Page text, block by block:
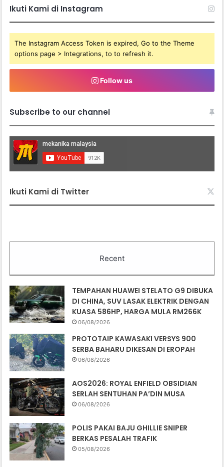
Ikuti Kami di Instagram
The Instagram Access Token is expired, Go to the Theme
options page > Integrations, to to refresh it.
Follow us
Subscribe to our channel
Ikuti Kami di Twitter
Recent
TEMPAHAN HUAWEI STELATO G9 DIBUKA
DI CHINA, SUV LASAK ELEKTRIK DENGAN
KUASA 586HP, HARGA MULA RM266K
06/08/2026
PROTOTAIP KAWASAKI VERSYS 900
SERBA BAHARU DIKESAN DI EROPAH
06/08/2026
AOS2026: ROYAL ENFIELD OBSIDIAN
SERLAH SENTUHAN PA’DIN MUSA
06/08/2026
POLIS PAKAI BAJU GHILLIE SNIPER
BERKAS PESALAH TRAFIK
05/08/2026